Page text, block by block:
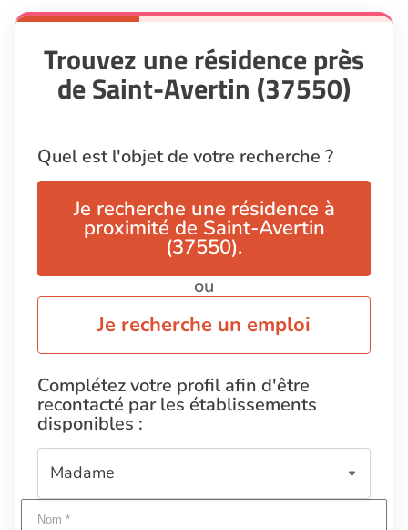
Trouvez une résidence près
de Saint-Avertin (37550)
Quel est l'objet de votre recherche ?
Je recherche une résidence à
proximité de Saint-Avertin
(37550).
ou
Je recherche un emploi
Complétez votre profil afin d'être
recontacté par les établissements
disponibles :